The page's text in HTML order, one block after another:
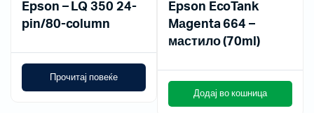
Epson – LQ 350 24-
pin/80-column
Прочитај повеќе
Epson EcoTank
Mаgenta 664 –
мастило (70ml)
Додај во кошница